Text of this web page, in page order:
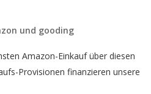
und gooding
Amazon-Einkauf über diesen
Provisionen finanzieren unsere